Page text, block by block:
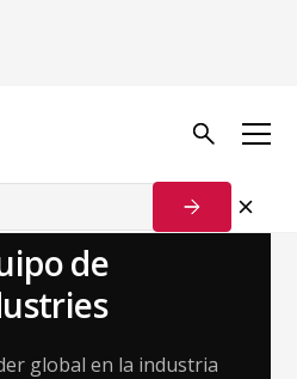
de
global en la industria